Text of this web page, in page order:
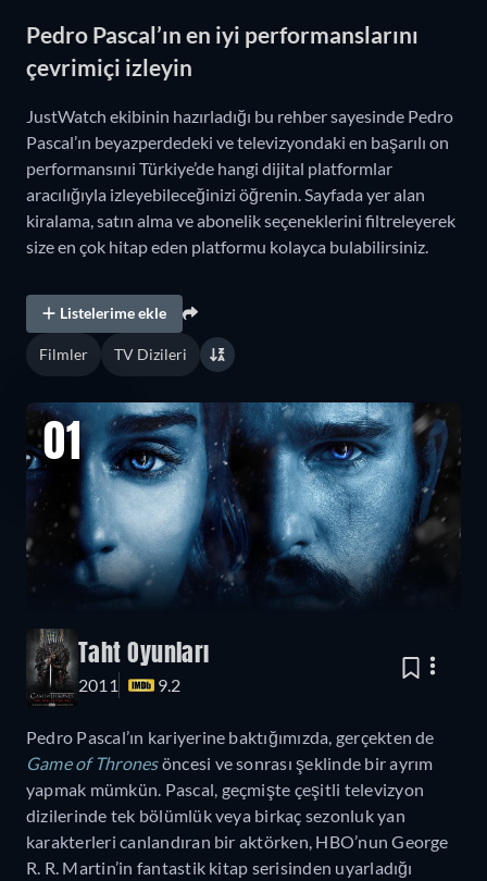
Pedro Pascal’ın en iyi performanslarını
çevrimiçi izleyin
JustWatch ekibinin hazırladığı bu rehber sayesinde Pedro
Pascal’ın beyazperdedeki ve televizyondaki en başarılı on
performansınıi Türkiye’de hangi dijital platformlar
aracılığıyla izleyebileceğinizi öğrenin. Sayfada yer alan
kiralama, satın alma ve abonelik seçeneklerini filtreleyerek
size en çok hitap eden platformu kolayca bulabilirsiniz.
Listelerime ekle
Filmler TV Dizileri
01
Taht Oyunları
2011 9.2
Pedro Pascal’ın kariyerine baktığımızda, gerçekten de
Game of Thronesöncesi ve sonrası şeklinde bir ayrım
yapmak mümkün. Pascal, geçmişte çeşitli televizyon
dizilerinde tek bölümlük veya birkaç sezonluk yan
karakterleri canlandıran bir aktörken, HBO’nun George
R. R. Martin’in fantastik kitap serisinden uyarladığı